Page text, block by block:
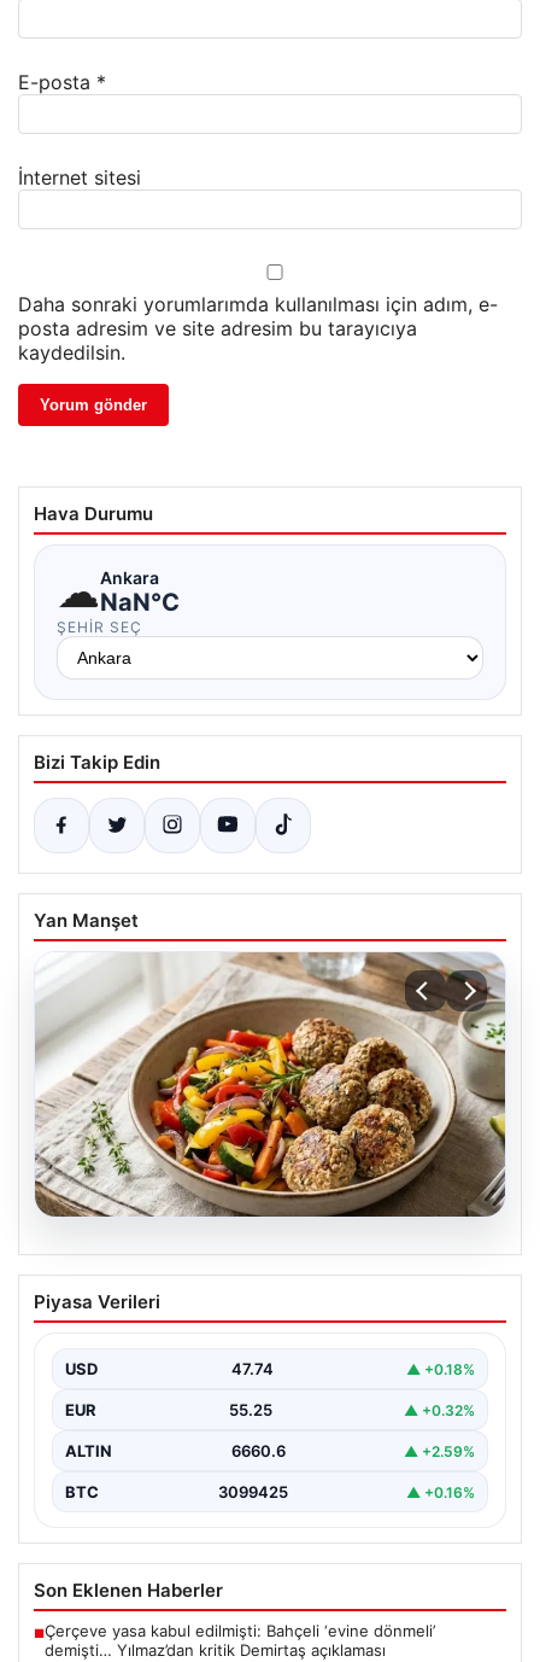
E-posta *
İnternet sitesi
Daha sonraki yorumlarımda kullanılması için adım, e-
posta adresim ve site adresim bu tarayıcıya
kaydedilsin.
Hava Durumu
☁Ankara
NaN°C
ŞEHIR SEÇ
Bizi Takip Edin
Yan Manşet
07.08.2026
Klasik lezzete fit dokunuş: Yulaf kepekli
yağsız anne köftesi ve sebze sotesi
{“title”: “Klasik Lezzete Fit Dokunuş: Yulaf Kepekli
Piyasa Verileri
USD 47.74 ▲ +0.18%
EUR 55.25 ▲ +0.32%
ALTIN 6660.6 ▲ +2.59%
BTC 3099425 ▲ +0.16%
Son Eklenen Haberler
■Çerçeve yasa kabul edilmişti: Bahçeli ‘evine dönmeli’
demişti… Yılmaz’dan kritik Demirtaş açıklaması